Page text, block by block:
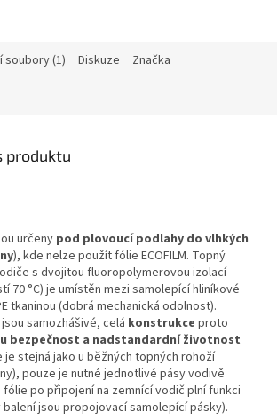
soubory (1) Diskuze Značka
produktu
určeny pod plovoucí podlahy do vlhkých
), kde nelze použít fólie ECOFILM. Topný
s dvojitou fluoropolymerovou izolací
70 °C) je umístěn mezi samolepící hliníkové
tkaninou (dobrá mechanická odolnost).
samozhášivé, celá konstrukce proto
bezpečnost a nadstandardní životnost
je stejná jako u běžných topných rohoží
pouze je nutné jednotlivé pásy vodivě
po připojení na zemnící vodič plní funkci
jsou propojovací samolepící pásky).